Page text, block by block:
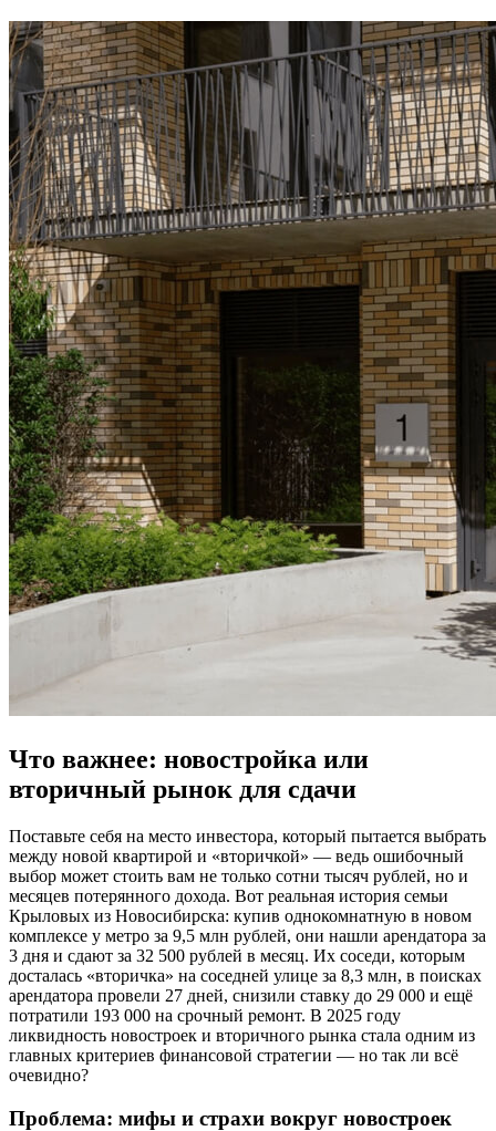
Что важнее: новостройка или
вторичный рынок для сдачи
Поставьте себя на место инвестора, который пытается выбрать
между новой квартирой и «вторичкой» — ведь ошибочный
выбор может стоить вам не только сотни тысяч рублей, но и
месяцев потерянного дохода. Вот реальная история семьи
Крыловых из Новосибирска: купив однокомнатную в новом
комплексе у метро за 9,5 млн рублей, они нашли арендатора за
3 дня и сдают за 32 500 рублей в месяц. Их соседи, которым
досталась «вторичка» на соседней улице за 8,3 млн, в поисках
арендатора провели 27 дней, снизили ставку до 29 000 и ещё
потратили 193 000 на срочный ремонт. В 2025 году
ликвидность новостроек и вторичного рынка стала одним из
главных критериев финансовой стратегии — но так ли всё
очевидно?
Проблема: мифы и страхи вокруг новостроек